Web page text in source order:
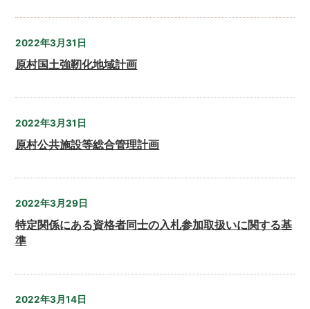
2022年3月31日
原村国土強靭化地域計画
2022年3月31日
原村公共施設等総合管理計画
2022年3月29日
特定関係にある資格者同士の入札参加取扱いに関する基
準
2022年3月14日